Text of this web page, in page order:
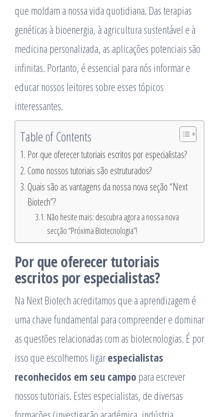
que moldam a nossa vida quotidiana. Das terapias
genéticas à bioenergia, à agricultura sustentável e à
medicina personalizada, as aplicações potenciais são
infinitas. Portanto, é essencial para nós informar e
educar nossos leitores sobre esses tópicos
interessantes.
Table of Contents
Por que oferecer tutoriais escritos por especialistas?
Como nossos tutoriais são estruturados?
Quais são as vantagens da nossa nova seção “Next
Biotech”?
Não hesite mais: descubra agora a nossa nova
secção “Próxima Biotecnologia”!
Por que oferecer tutoriais
escritos por especialistas?
Na Next Biotech acreditamos que a aprendizagem é
uma chave fundamental para compreender e dominar
as questões relacionadas com as biotecnologias. É por
isso que escolhemos ligarespecialistas
reconhecidos em seu campo para escrever
nossos tutoriais. Estes especialistas, de diversas